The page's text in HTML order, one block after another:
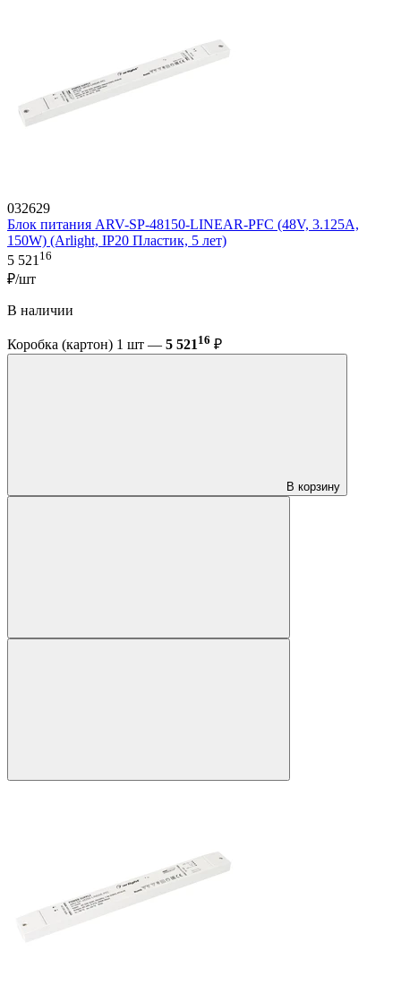
032629
Блок питания ARV-SP-48150-LINEAR-PFC (48V, 3.125A,
150W) (Arlight, IP20 Пластик, 5 лет)
5 521 16
₽/шт
В наличии
Коробка (картон) 1 шт — 5 52116 ₽
В корзину